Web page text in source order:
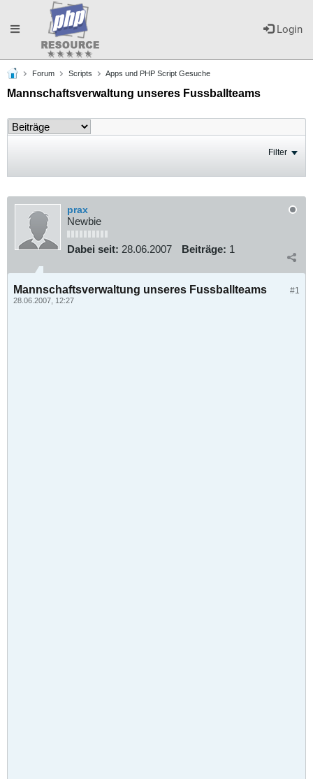
Login
Toggle
navigation
Forum Scripts Apps und PHP Script Gesuche
Mannschaftsverwaltung unseres Fussballteams
Filter
prax
Newbie
Dabei seit: 28.06.2007 Beiträge: 1
#1
Mannschaftsverwaltung unseres Fussballteams
28.06.2007, 12:27